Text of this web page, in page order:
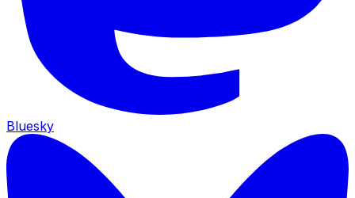
Bluesky